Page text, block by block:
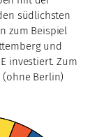
südlichsten
zum Beispiel
und
investiert. Zum
(ohne Berlin)